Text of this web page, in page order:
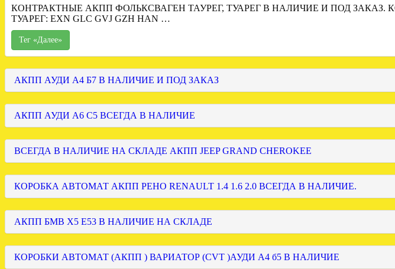
КОНТРАКТНЫЕ АКПП ФОЛЬКСВАГЕН ТАУРЕГ, ТУАРЕГ В НАЛИЧИЕ И ПОД ЗАКАЗ.
ТУАРЕГ: EXN GLC GVJ GZH HAN …
Тег «Далее»
АКПП АУДИ А4 Б7 В НАЛИЧИЕ И ПОД ЗАКАЗ
АКПП АУДИ А6 С5 ВСЕГДА В НАЛИЧИЕ
ВСЕГДА В НАЛИЧИЕ НА СКЛАДЕ АКПП JEEP GRAND CHEROKEE
КОРОБКА АВТОМАТ АКПП РЕНО RENAULT 1.4 1.6 2.0 ВСЕГДА В НАЛИЧИЕ.
АКПП БМВ Х5 Е53 В НАЛИЧИЕ НА СКЛАДЕ
КОРОБКИ АВТОМАТ (АКПП ) ВАРИАТОР (CVT )АУДИ А4 б5 В НАЛИЧИЕ